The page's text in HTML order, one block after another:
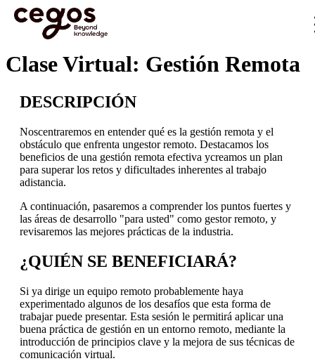
Skip to main content
Estás aquí:Inicio > Nuestra expertise
Remota
Clase Virtual: Gestión Remota
DESCRIPCIÓN
Noscentraremos en entender qué es la gestión remota y el
obstáculo que enfrenta ungestor remoto. Destacamos los
beneficios de una gestión remota efectiva ycreamos un plan
para superar los retos y dificultades inherentes al trabajo
adistancia.
A continuación, pasaremos a comprender los puntos fuertes y
las áreas de desarrollo "para usted" como gestor remoto, y
revisaremos las mejores prácticas de la industria.
¿QUIÉN SE BENEFICIARÁ?
Si ya dirige un equipo remoto probablemente haya
experimentado algunos de los desafíos que esta forma de
trabajar puede presentar. Esta sesión le permitirá aplicar una
buena práctica de gestión en un entorno remoto, mediante la
introducción de principios clave y la mejora de sus técnicas de
comunicación virtual.